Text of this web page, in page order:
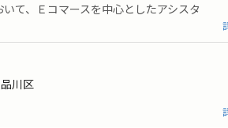
て、Ｅコマースを中心としたアシスタ
川区